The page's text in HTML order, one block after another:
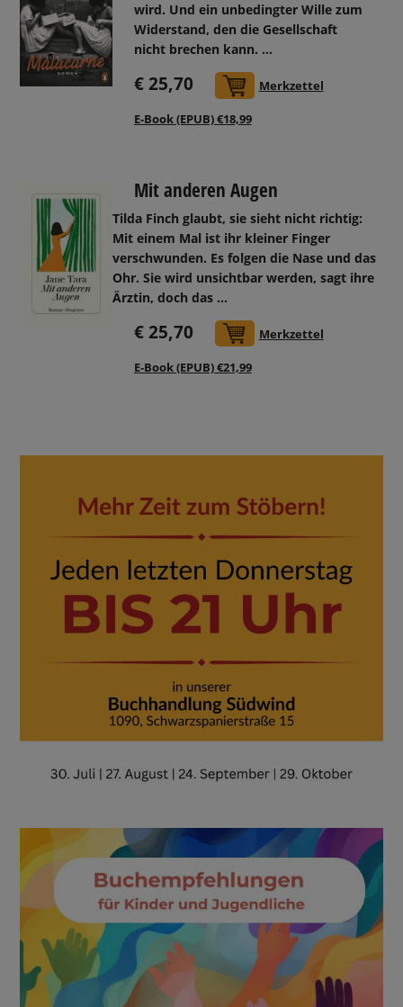
wird. Und ein unbedingter Wille zum
Widerstand, den die Gesellschaft
nicht brechen kann. ...
€ 25,70 In den Warenkorb
Merkzettel
E-Book (EPUB) €18,99
Mit anderen Augen
Tilda Finch glaubt, sie sieht nicht richtig:
Mit einem Mal ist ihr kleiner Finger
verschwunden. Es folgen die Nase und das
Ohr. Sie wird unsichtbar werden, sagt ihre
Ärztin, doch das ...
€ 25,70 In den Warenkorb
Merkzettel
E-Book (EPUB) €21,99